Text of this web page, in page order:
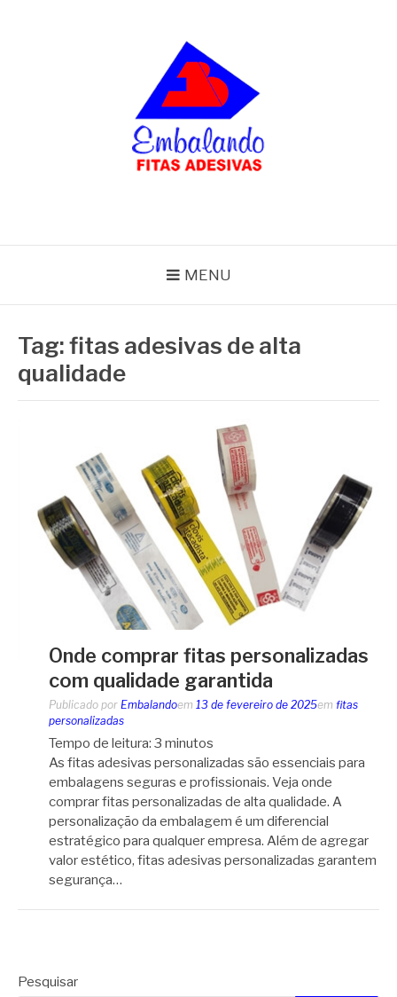
MENU
Tag:fitas adesivas de alta
qualidade
Onde comprar fitas personalizadas
com qualidade garantida
Publicado por Embalandoem 13 de fevereiro de 2025em fitas
personalizadas
Tempo de leitura: 3 minutos
As fitas adesivas personalizadas são essenciais para
embalagens seguras e profissionais. Veja onde
comprar fitas personalizadas de alta qualidade. A
personalização da embalagem é um diferencial
estratégico para qualquer empresa. Além de agregar
valor estético, fitas adesivas personalizadas garantem
segurança…
Pesquisar